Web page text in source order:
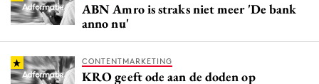
ABN Amro is straks niet meer 'De bank
anno nu'
CONTENTMARKETING
KRO geeft ode aan de doden op